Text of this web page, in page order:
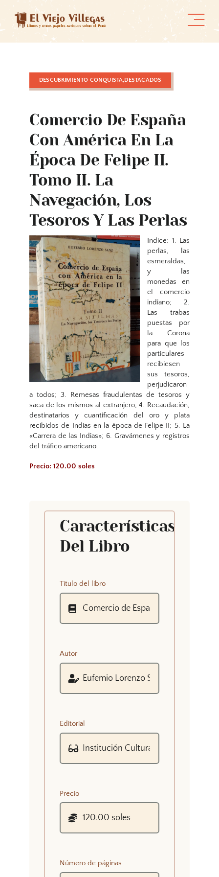
content
DESCUBRIMIENTO CONQUISTA,DESTACADOS
Comercio De España
Con América En La
Época De Felipe II.
Tomo II. La
Navegación, Los
Tesoros Y Las Perlas
Indice: 1. Las
perlas, las
esmeraldas,
y las
monedas en
el comercio
indiano; 2.
Las trabas
puestas por
la Corona
para que los
particulares
recibiesen
sus tesoros,
perjudicaron
a todos; 3. Remesas fraudulentas de tesoros y
saca de los mismos al extranjero; 4. Recaudación,
destinatarios y cuantificación del oro y plata
recibidos de Indias en la época de Felipe II; 5. La
«Carrera de las Indias»; 6. Gravámenes y registros
del tráfico americano.
Precio: 120.00 soles
Características
Del Libro
Título del libro
Autor
Editorial
Precio
Número de páginas